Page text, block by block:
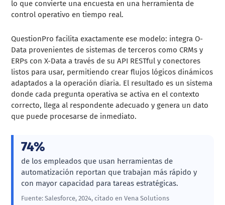
lo que convierte una encuesta en una herramienta de
control operativo en tiempo real.
QuestionPro facilita exactamente ese modelo: integra O-
Data provenientes de sistemas de terceros como CRMs y
ERPs con X-Data a través de su API RESTful y conectores
listos para usar, permitiendo crear flujos lógicos dinámicos
adaptados a la operación diaria. El resultado es un sistema
donde cada pregunta operativa se activa en el contexto
correcto, llega al respondente adecuado y genera un dato
que puede procesarse de inmediato.
74%
de los empleados que usan herramientas de
automatización reportan que trabajan más rápido y
con mayor capacidad para tareas estratégicas.
Fuente: Salesforce, 2024, citado en Vena Solutions